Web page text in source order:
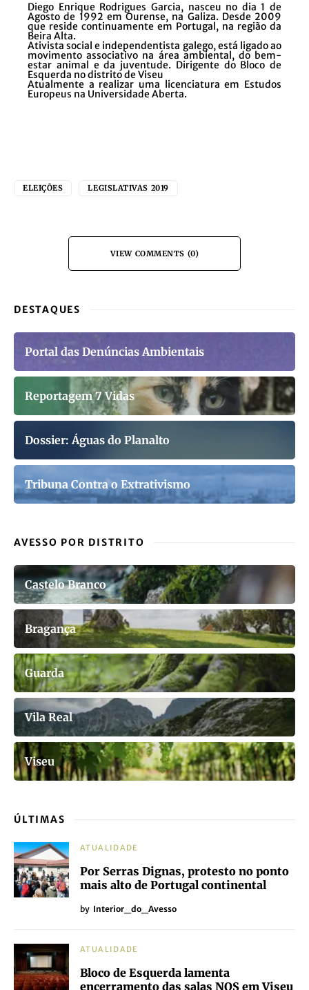
Diego Enrique Rodrigues Garcia, nasceu no dia 1 de
Agosto de 1992 em Ourense, na Galiza. Desde 2009
que reside continuamente em Portugal, na região da
Beira Alta.
Ativista social e independentista galego, está ligado ao
movimento associativo na área ambiental, do bem-
estar animal e da juventude. Dirigente do Bloco de
Esquerda no distrito de Viseu
Atualmente a realizar uma licenciatura em Estudos
Europeus na Universidade Aberta.
ELEIÇÕES LEGISLATIVAS 2019
VIEW COMMENTS (0)
DESTAQUES
Portal das Denúncias Ambientais
Reportagem 7 Vidas
Dossier: Águas do Planalto
Tribuna Contra o Extrativismo
AVESSO POR DISTRITO
Castelo Branco
Bragança
Guarda
Vila Real
Viseu
ÚLTIMAS
ATUALIDADE
Por Serras Dignas, protesto no ponto
mais alto de Portugal continental
by Interior_do_Avesso
ATUALIDADE
Bloco de Esquerda lamenta
encerramento das salas NOS em Viseu